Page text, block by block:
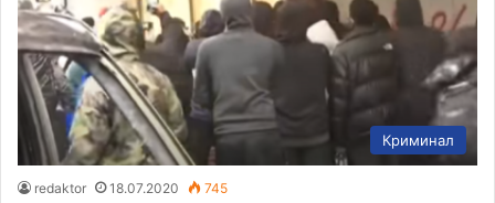
Криминал
redaktor 18.07.2020 745